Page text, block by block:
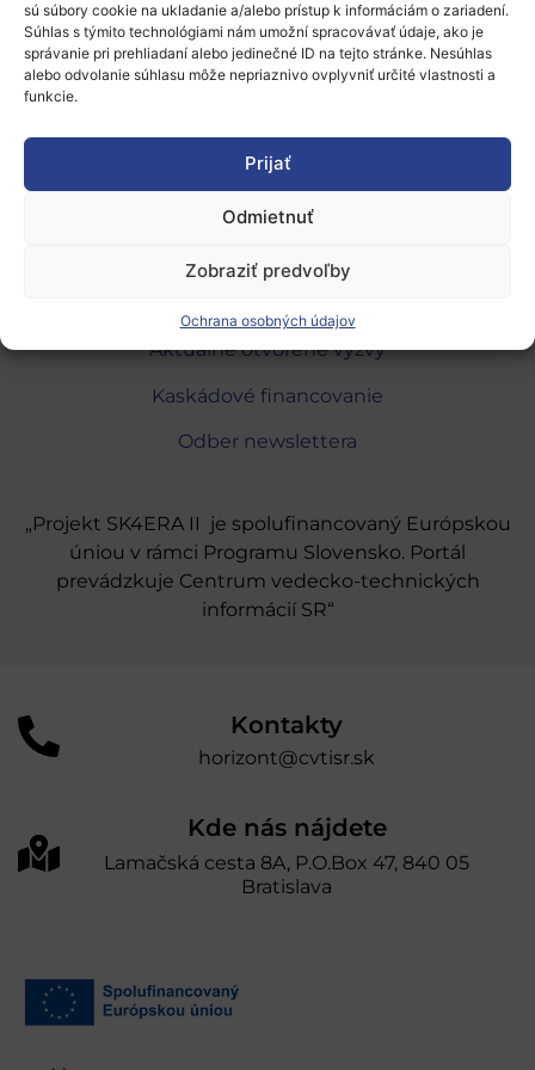
sú súbory cookie na ukladanie a/alebo prístup k informáciám o zariadení.
Súhlas s týmito technológiami nám umožní spracovávať údaje, ako je
správanie pri prehliadaní alebo jedinečné ID na tejto stránke. Nesúhlas
alebo odvolanie súhlasu môže nepriaznivo ovplyvniť určité vlastnosti a
funkcie.
Prijať
Odmietnuť
Zobraziť predvoľby
Ochrana osobných údajov
2018-2019 (občianska veda).
O programe
Národné kontaktné body
Aktuálne otvorené výzvy
Kaskádové financovanie
Odber newslettera
„Projekt SK4ERA II je spolufinancovaný Európskou
úniou v rámci Programu Slovensko. Portál
prevádzkuje Centrum vedecko-technických
informácií SR“
Kontakty
horizont@cvtisr.sk
Kde nás nájdete
Lamačská cesta 8A, P.O.Box 47, 840 05
Bratislava